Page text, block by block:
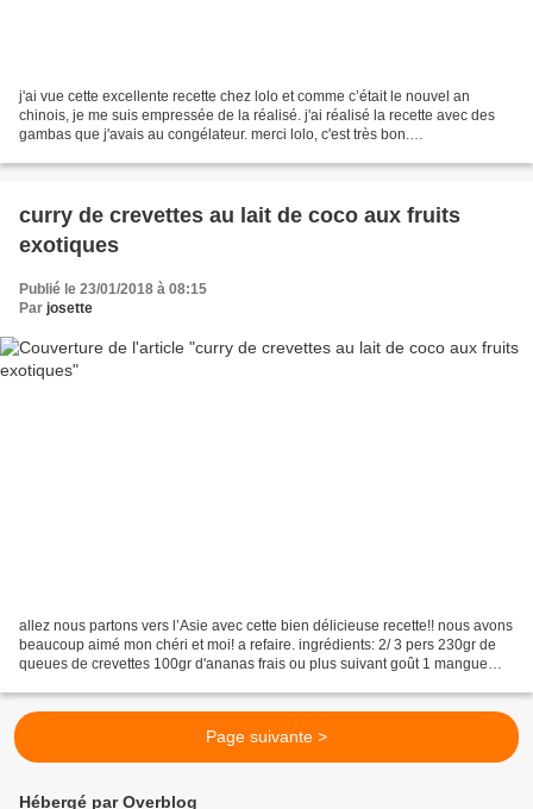
j'ai vue cette excellente recette chez lolo et comme c’était le nouvel an
chinois, je me suis empressée de la réalisé. j'ai réalisé la recette avec des
gambas que j'avais au congélateur. merci lolo, c'est très bon.
curry de crevettes au lait de coco aux fruits
exotiques
Publié le 23/01/2018 à 08:15
Par josette
allez nous partons vers l’Asie avec cette bien délicieuse recette!! nous avons
beaucoup aimé mon chéri et moi! a refaire. ingrédients: 2/ 3 pers 230gr de
queues de crevettes 100gr d'ananas frais ou plus suivant goût 1 mangue
Page suivante >
Hébergé par Overblog